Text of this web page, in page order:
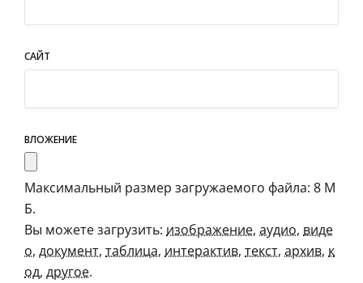
САЙТ
ВЛОЖЕНИЕ
Максимальный размер загружаемого файла: 8 М
Б.
Вы можете загрузить: изображение, аудио, виде
о, документ, таблица, интерактив, текст, архив, к
од, другое.